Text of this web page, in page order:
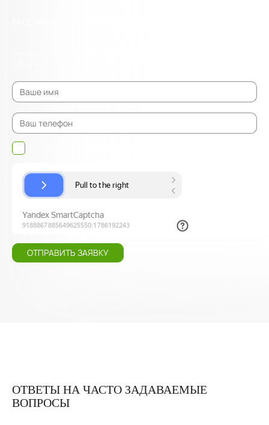
ОТПРАВИТЬ ЗАЯВКУ
ОТВЕТЫ НА ЧАСТО ЗАДАВАЕМЫЕ
ВОПРОСЫ